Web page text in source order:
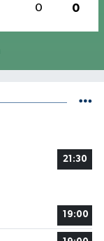
0 0
21:30
19:00